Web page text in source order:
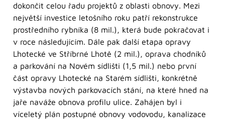
dokončit celou řadu projektů z oblasti obnovy. Mezi
největší investice letošního roku patří rekonstrukce
prostředního rybníka (8 mil.), která bude pokračovat i
v roce následujícím. Dále pak další etapa opravy
Lhotecké ve Stříbrné Lhotě (2 mil.), oprava chodníků
a parkování na Novém sídlišti (1,5 mil.) nebo první
část opravy Lhotecké na Starém sídlišti, konkrétně
výstavba nových parkovacích stání, na které hned na
jaře naváže obnova profilu ulice. Zahájen byl i
víceletý plán postupné obnovy vodovodu, kanalizace